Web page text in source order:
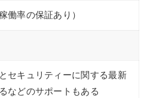
働率の保証あり）
セキュリティーに関する最新
などのサポートもある